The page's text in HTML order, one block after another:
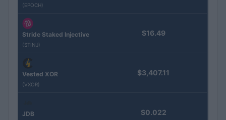
(EPOCH)
Stride Staked Injective
(STINJ)
$16.49
Vested XOR
(VXOR)
$3,407.11
JDB $0.022